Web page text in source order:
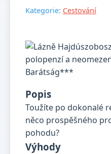
Kategorie: Cestování
Popis
Toužíte po dokonalé
něco prospěšného
pohodu?
Výhody